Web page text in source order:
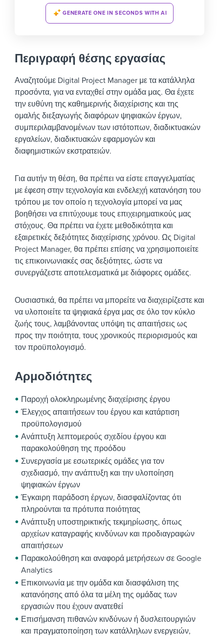
GENERATE ONE IN SECONDS WITH AI
Περιγραφή θέσης εργασίας
Αναζητούμε Digital Project Manager με τα κατάλληλα
προσόντα, για να ενταχθεί στην ομάδα μας. Θα έχετε
την ευθύνη της καθημερινής διαχείρισης και της
ομαλής διεξαγωγής διαφόρων ψηφιακών έργων,
συμπεριλαμβανομένων των ιστότοπων, διαδικτυακών
εργαλείων, διαδικτυακών εφαρμογών και
διαφημιστικών εκστρατειών.
Για αυτήν τη θέση, θα πρέπει να είστε επαγγελματίας
με έφεση στην τεχνολογία και ενδελεχή κατανόηση του
τρόπου με τον οποίο η τεχνολογία μπορεί να μας
βοηθήσει να επιτύχουμε τους επιχειρηματικούς μας
στόχους. Θα πρέπει να έχετε μεθοδικότητα και
εξαιρετικές δεξιότητες διαχείρισης χρόνου. Ως Digital
Project Manager, θα πρέπει επίσης να χρησιμοποιείτε
τις επικοινωνιακές σας δεξιότητες, ώστε να
συνεργάζεστε αποτελεσματικά με διάφορες ομάδες.
Ουσιαστικά, θα πρέπει να μπορείτε να διαχειρίζεστε και
να υλοποιείτε τα ψηφιακά έργα μας σε όλο τον κύκλο
ζωής τους, λαμβάνοντας υπόψη τις απαιτήσεις ως
προς την ποιότητα, τους χρονικούς περιορισμούς και
τον προϋπολογισμό.
Αρμοδιότητες
Παροχή ολοκληρωμένης διαχείρισης έργου
Έλεγχος απαιτήσεων του έργου και κατάρτιση
προϋπολογισμού
Ανάπτυξη λεπτομερούς σχεδίου έργου και
παρακολούθηση της προόδου
Συνεργασία με εσωτερικές ομάδες για τον
σχεδιασμό, την ανάπτυξη και την υλοποίηση
ψηφιακών έργων
Έγκαιρη παράδοση έργων, διασφαλίζοντας ότι
πληρούνται τα πρότυπα ποιότητας
Ανάπτυξη υποστηρικτικής τεκμηρίωσης, όπως
αρχείων καταγραφής κινδύνων και προδιαγραφών
απαιτήσεων
Παρακολούθηση και αναφορά μετρήσεων σε Google
Analytics
Επικοινωνία με την ομάδα και διασφάλιση της
κατανόησης από όλα τα μέλη της ομάδας των
εργασιών που έχουν ανατεθεί
Επισήμανση πιθανών κινδύνων ή δυσλειτουργιών
και πραγματοποίηση των κατάλληλων ενεργειών,